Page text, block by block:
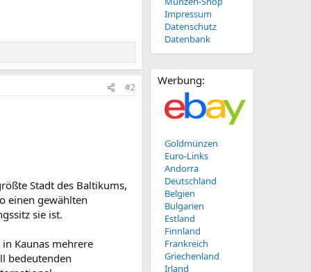
#2
Stadt des Baltikums,
einen gewählten
sie ist.
Kaunas mehrere
bedeutenden
Impressum
Datenschutz
Datenbank
Werbung:
Goldmünzen
Euro-Links
Andorra
Deutschland
Belgien
Bulgarien
Estland
Finnland
Frankreich
Griechenland
Irland